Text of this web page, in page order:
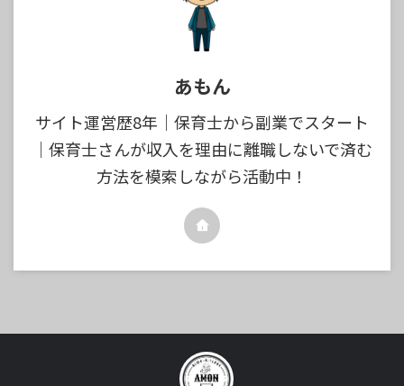
あもん
サイト運営歴8年｜保育士から副業でスタート
｜保育士さんが収入を理由に離職しないで済む
方法を模索しながら活動中！